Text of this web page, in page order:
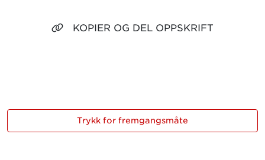
KOPIER OG DEL OPPSKRIFT
Trykk for fremgangsmåte